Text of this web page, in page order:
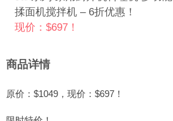
揉面机搅拌机 – 6折优惠！
现价：$697！
商品详情
原价：$1049，现价：$697！